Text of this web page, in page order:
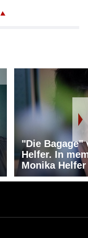
"Die Bagage"
Helfer. In
Monika Helfer